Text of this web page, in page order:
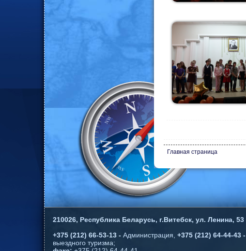
Главная страница
210026, Республика Беларусь, г.Витебск, ул. Ленина, 53
+375 (212) 66-53-13 - Администрация, +375 (212) 64-44-43 -
выездного туризма;